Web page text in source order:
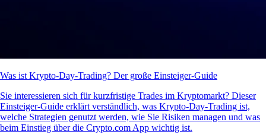
Was ist Krypto-Day-Trading? Der große Einsteiger-Guide
Sie interessieren sich für kurzfristige Trades im Kryptomarkt? Dieser
Einsteiger-Guide erklärt verständlich, was Krypto-Day-Trading ist,
welche Strategien genutzt werden, wie Sie Risiken managen und was
beim Einstieg über die Crypto.com App wichtig ist.